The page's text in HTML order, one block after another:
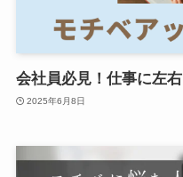
会社員必見！仕事に左
2025年6月8日